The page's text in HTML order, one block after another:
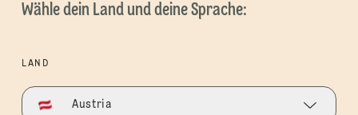
Wähle dein Land und deine Sprache:
LAND
Austria